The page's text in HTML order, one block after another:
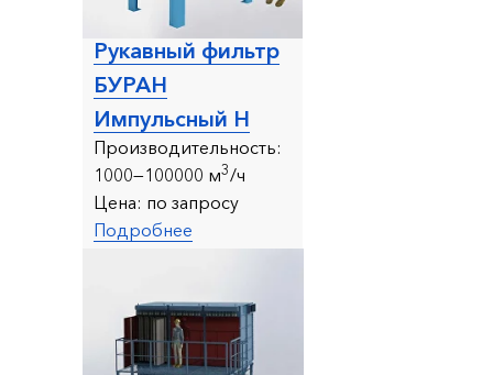
Рукавный фильтр
БУРАН
Импульсный Н
Производительность:
1000—100000 м3/ч
Цена: по запросу
Подробнее